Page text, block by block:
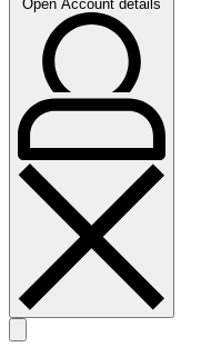
Open Account details